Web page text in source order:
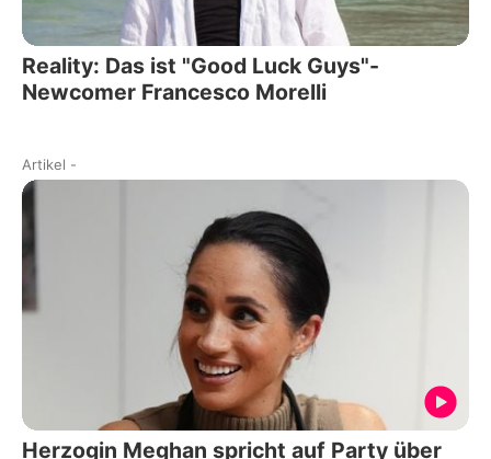
Reality: Das ist "Good Luck Guys"-
Newcomer Francesco Morelli
Artikel -
Herzogin Meghan spricht auf Party über